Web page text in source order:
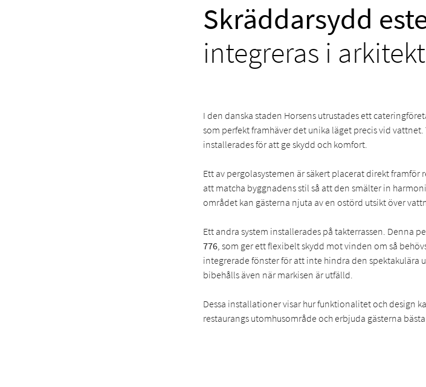
Skräddarsydd
integreras i
I den danska staden Horsens utrustades ett
som perfekt framhäver det unika läget precis vid vattnet.
installerades för att ge skydd och komfort.
Ett av pergolasystemen är säkert placerat direkt framför
att matcha byggnadens stil så att den smälter in
området kan gästerna njuta av en ostörd utsikt över
Ett andra system installerades på takterrassen. Denna
776, som ger ett flexibelt skydd mot vinden om så
integrerade fönster för att inte hindra den
bibehålls även när markisen är utfälld.
Dessa installationer visar hur funktionalitet och design
restaurangs utomhusområde och erbjuda gästerna